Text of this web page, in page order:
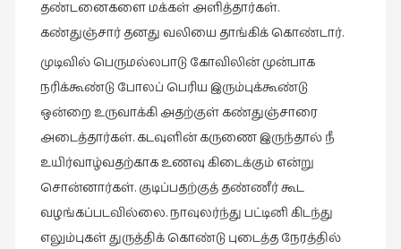
மேகம்
மூத்தோர்
மொழி
மொழியாக்கம்
தண்டனைகளை மக்கள் அளித்தார்கள்.
கண்துஞ்சார் தனது வலியை தாங்கிக் கொண்டார்.
முடிவில் பெருமல்லபாடு கோவிலின் முன்பாக
நரிக்கூண்டு போலப் பெரிய இரும்புக்கூண்டு
ஒன்றை உருவாக்கி அதற்குள் கண்துஞ்சாரை
அடைத்தார்கள். கடவுளின் கருணை இருந்தால் நீ
உயிர்வாழ்வதற்காக உணவு கிடைக்கும் என்று
சொன்னார்கள். குடிப்பதற்குத் தண்ணீர் கூட
வழங்கப்படவில்லை. நாவுலர்ந்து பட்டினி கிடந்து
எலும்புகள் துருத்திக் கொண்டு புடைத்த நேரத்தில்